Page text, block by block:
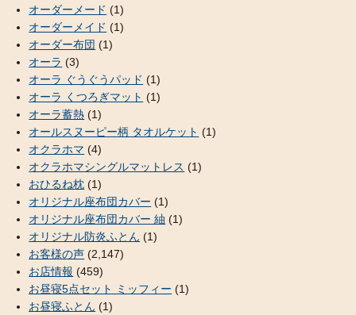
オーダーメード (1)
オーダーメイド (1)
オーダー布団 (1)
オーラ (3)
オーラ ぐうぐうパッド (1)
オーラ くつろぎマット (1)
オーラ蓄熱 (1)
オールスヌーピー柄 タオルケット (1)
オクラホマ (4)
オクラホマシングルマットレス (1)
おひるね枕 (1)
オリジナル座布団カバー (1)
オリジナル座布団カバー 紬 (1)
オリジナル防炎ふとん (1)
お客様の声 (2,147)
お店情報 (459)
お昼寝5点セット ミッフィー (1)
お昼寝ふとん (1)